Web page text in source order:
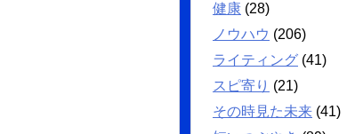
健康 (28)
ノウハウ (206)
ライティング (41)
スピ寄り (21)
その時見た未来 (41)